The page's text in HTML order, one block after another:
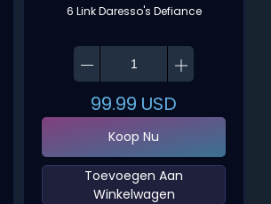
6 Link Daresso's Defiance
99.99 USD
Koop Nu
‌Toevoegen Aan
Winkelwagen‌